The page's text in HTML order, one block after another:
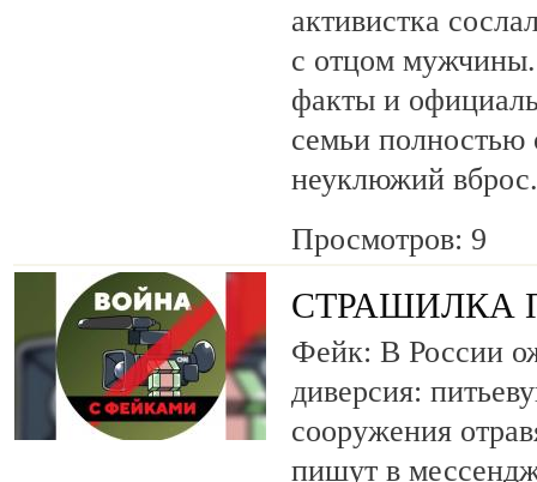
активистка
с отцом
факты и
семьи полностью
неуклюжий вброс.
Просмотров: 9
СТРАШИЛКА
Фейк: В России
диверсия:
сооружения
пишут в